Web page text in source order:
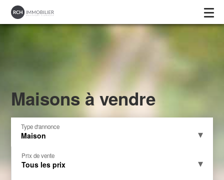
Maisons à vendre
Type d'annonce
Maison
Prix de vente
Tous les prix